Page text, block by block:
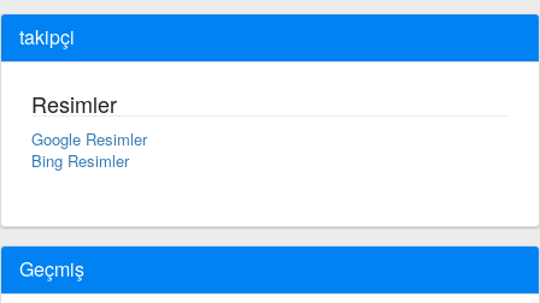
takipçi
Resimler
Google Resimler
Bing Resimler
Geçmiş